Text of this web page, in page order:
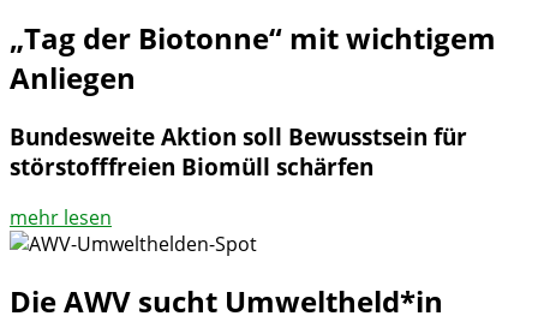
„Tag der Biotonne“ mit wichtigem
Anliegen
Bundesweite Aktion soll Bewusstsein für
störstofffreien Biomüll schärfen
mehr lesen
Die AWV sucht Umweltheld*in